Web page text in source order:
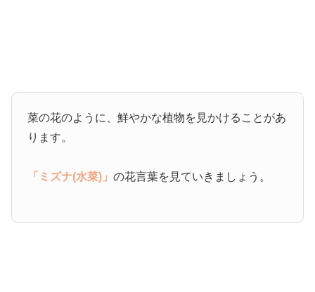
菜の花のように、鮮やかな植物を見かけることがあ
ります。
「ミズナ(水菜)」の花言葉を見ていきましょう。